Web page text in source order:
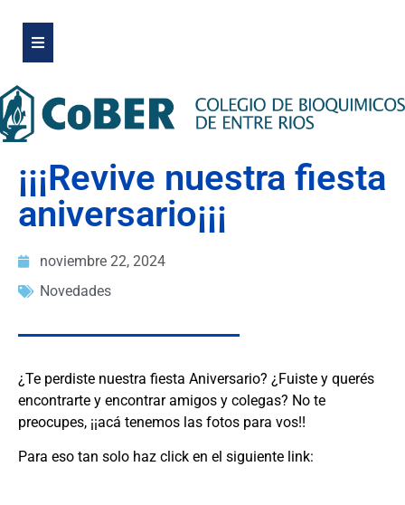
¡¡¡Revive nuestra fiesta
aniversario¡¡¡
noviembre 22, 2024
Novedades
¿Te perdiste nuestra fiesta Aniversario? ¿Fuiste y querés
encontrarte y encontrar amigos y colegas? No te
preocupes, ¡¡acá tenemos las fotos para vos!!
Para eso tan solo haz click en el siguiente link: